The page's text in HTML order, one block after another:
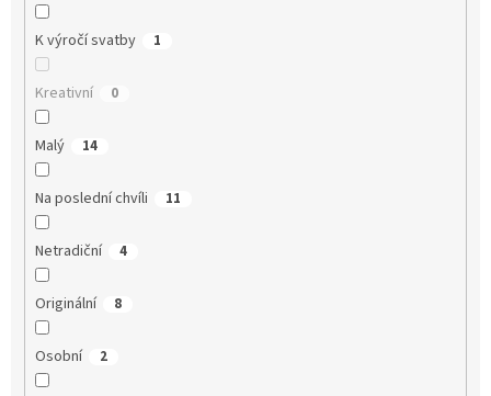
K výročí svatby 1
Kreativní 0
Malý 14
Na poslední chvíli 11
Netradiční 4
Originální 8
Osobní 2